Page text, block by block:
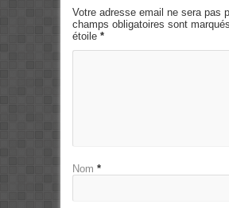
Votre adresse email ne sera pas
champs obligatoires sont
étoile *
Nom *